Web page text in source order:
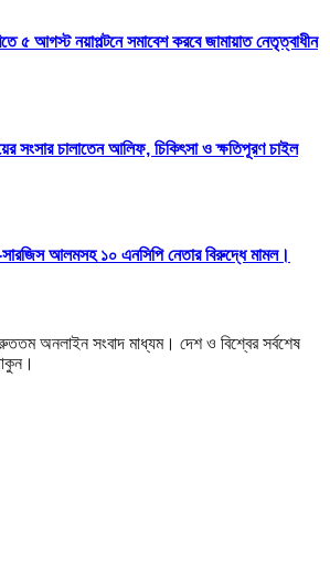
৫ আগস্ট নয়াপল্টনে সমাবেশ করবে জামায়াত নেতৃত্বাধীন
সংসার চালাতেন আলিফ, চিকিৎসা ও ক্ষতিপূরণ চাইল
সারজিস আলমসহ ১০ এনসিপি নেতার বিরুদ্ধে মামল।
অনলাইন সংবাদ মাধ্যম। দেশ ও বিশ্বের সর্বশেষ